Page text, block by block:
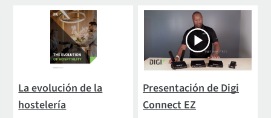
La evolución de la
hostelería
Presentación de Digi
Connect EZ